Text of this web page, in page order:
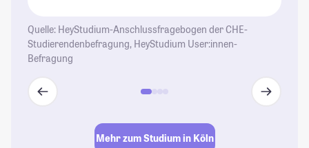
Quelle: HeyStudium-Anschlussfragebogen der CHE-
Studierendenbefragung, HeyStudium User:innen-
Befragung
Mehr zum Studium in Köln